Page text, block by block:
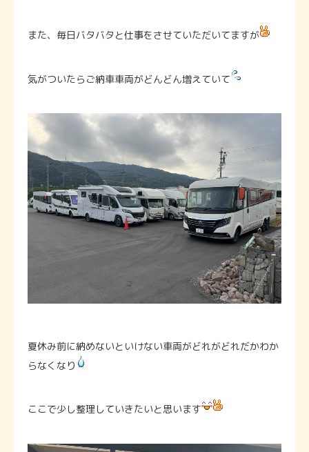
また、毎日バタバタと仕事をさせていただいてますが
気がついたらご納車車両がどんどん増えていて
夏休み前に納めないといけない車両がどれがどれだかわか
らなくなり
ここで少し整理していきたいと思います